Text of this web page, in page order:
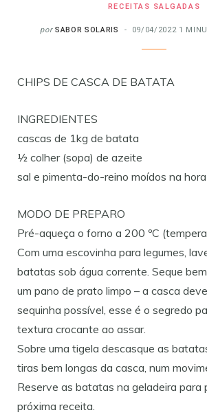
RECEITAS SALGADAS
por SABOR SOLARIS 09/04/2022 1
CHIPS DE CASCA DE BATATA
INGREDIENTES
cascas de 1kg de batata
½ colher (sopa) de azeite
sal e pimenta-do-reino moídos na hora
MODO DE PREPARO
Pré-aqueça o forno a 200 ºC
Com uma escovinha para legumes,
batatas sob água corrente. Seque
um pano de prato limpo – a casca
sequinha possível, esse é o segredo
textura crocante ao assar.
Sobre uma tigela descasque as
tiras bem longas da casca, num
Reserve as batatas na geladeira para
próxima receita.